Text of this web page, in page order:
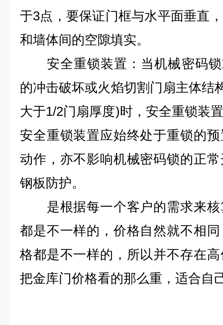
于3点，要保证门框与水平面垂直
和墙体间的空隙填实。
安全重锁装置：当机械密码锁
的冲击破坏或火焰切割门扇主体结
大于1/2门扇厚度)时，安全重锁装
安全重锁装置应始终处于重锁的
动作，亦不影响机械密码锁的正
钢板防护。
是根据每一个客户的需求来核
都是不一样的，价格自然就不相
格都是不一样的，所以并不存在
把金库门价格看的那么重，适合自